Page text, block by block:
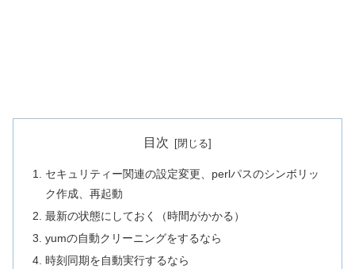
目次
セキュリティー関連の設定変更、perlパスのシンボリッ
ク作成、再起動
最新の状態にしておく（時間がかかる）
yumの自動クリーニングをするなら
時刻同期を自動実行するなら